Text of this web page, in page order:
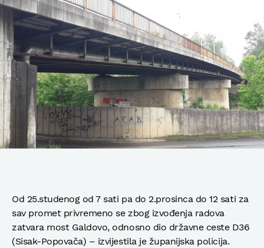
Od 25.studenog od 7 sati pa do 2.prosinca do 12 sati za
sav promet privremeno se zbog izvođenja radova
zatvara most Galdovo, odnosno dio državne ceste D36
(Sisak-Popovača) – izvijestila je županijska policija.